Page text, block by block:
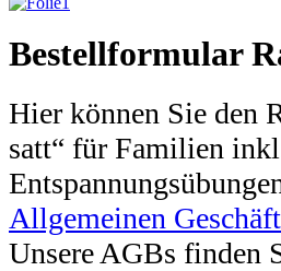
Bestellformular
Hier können Sie den
satt“ für Familien
Allgemeinen
Unsere AGBs finden